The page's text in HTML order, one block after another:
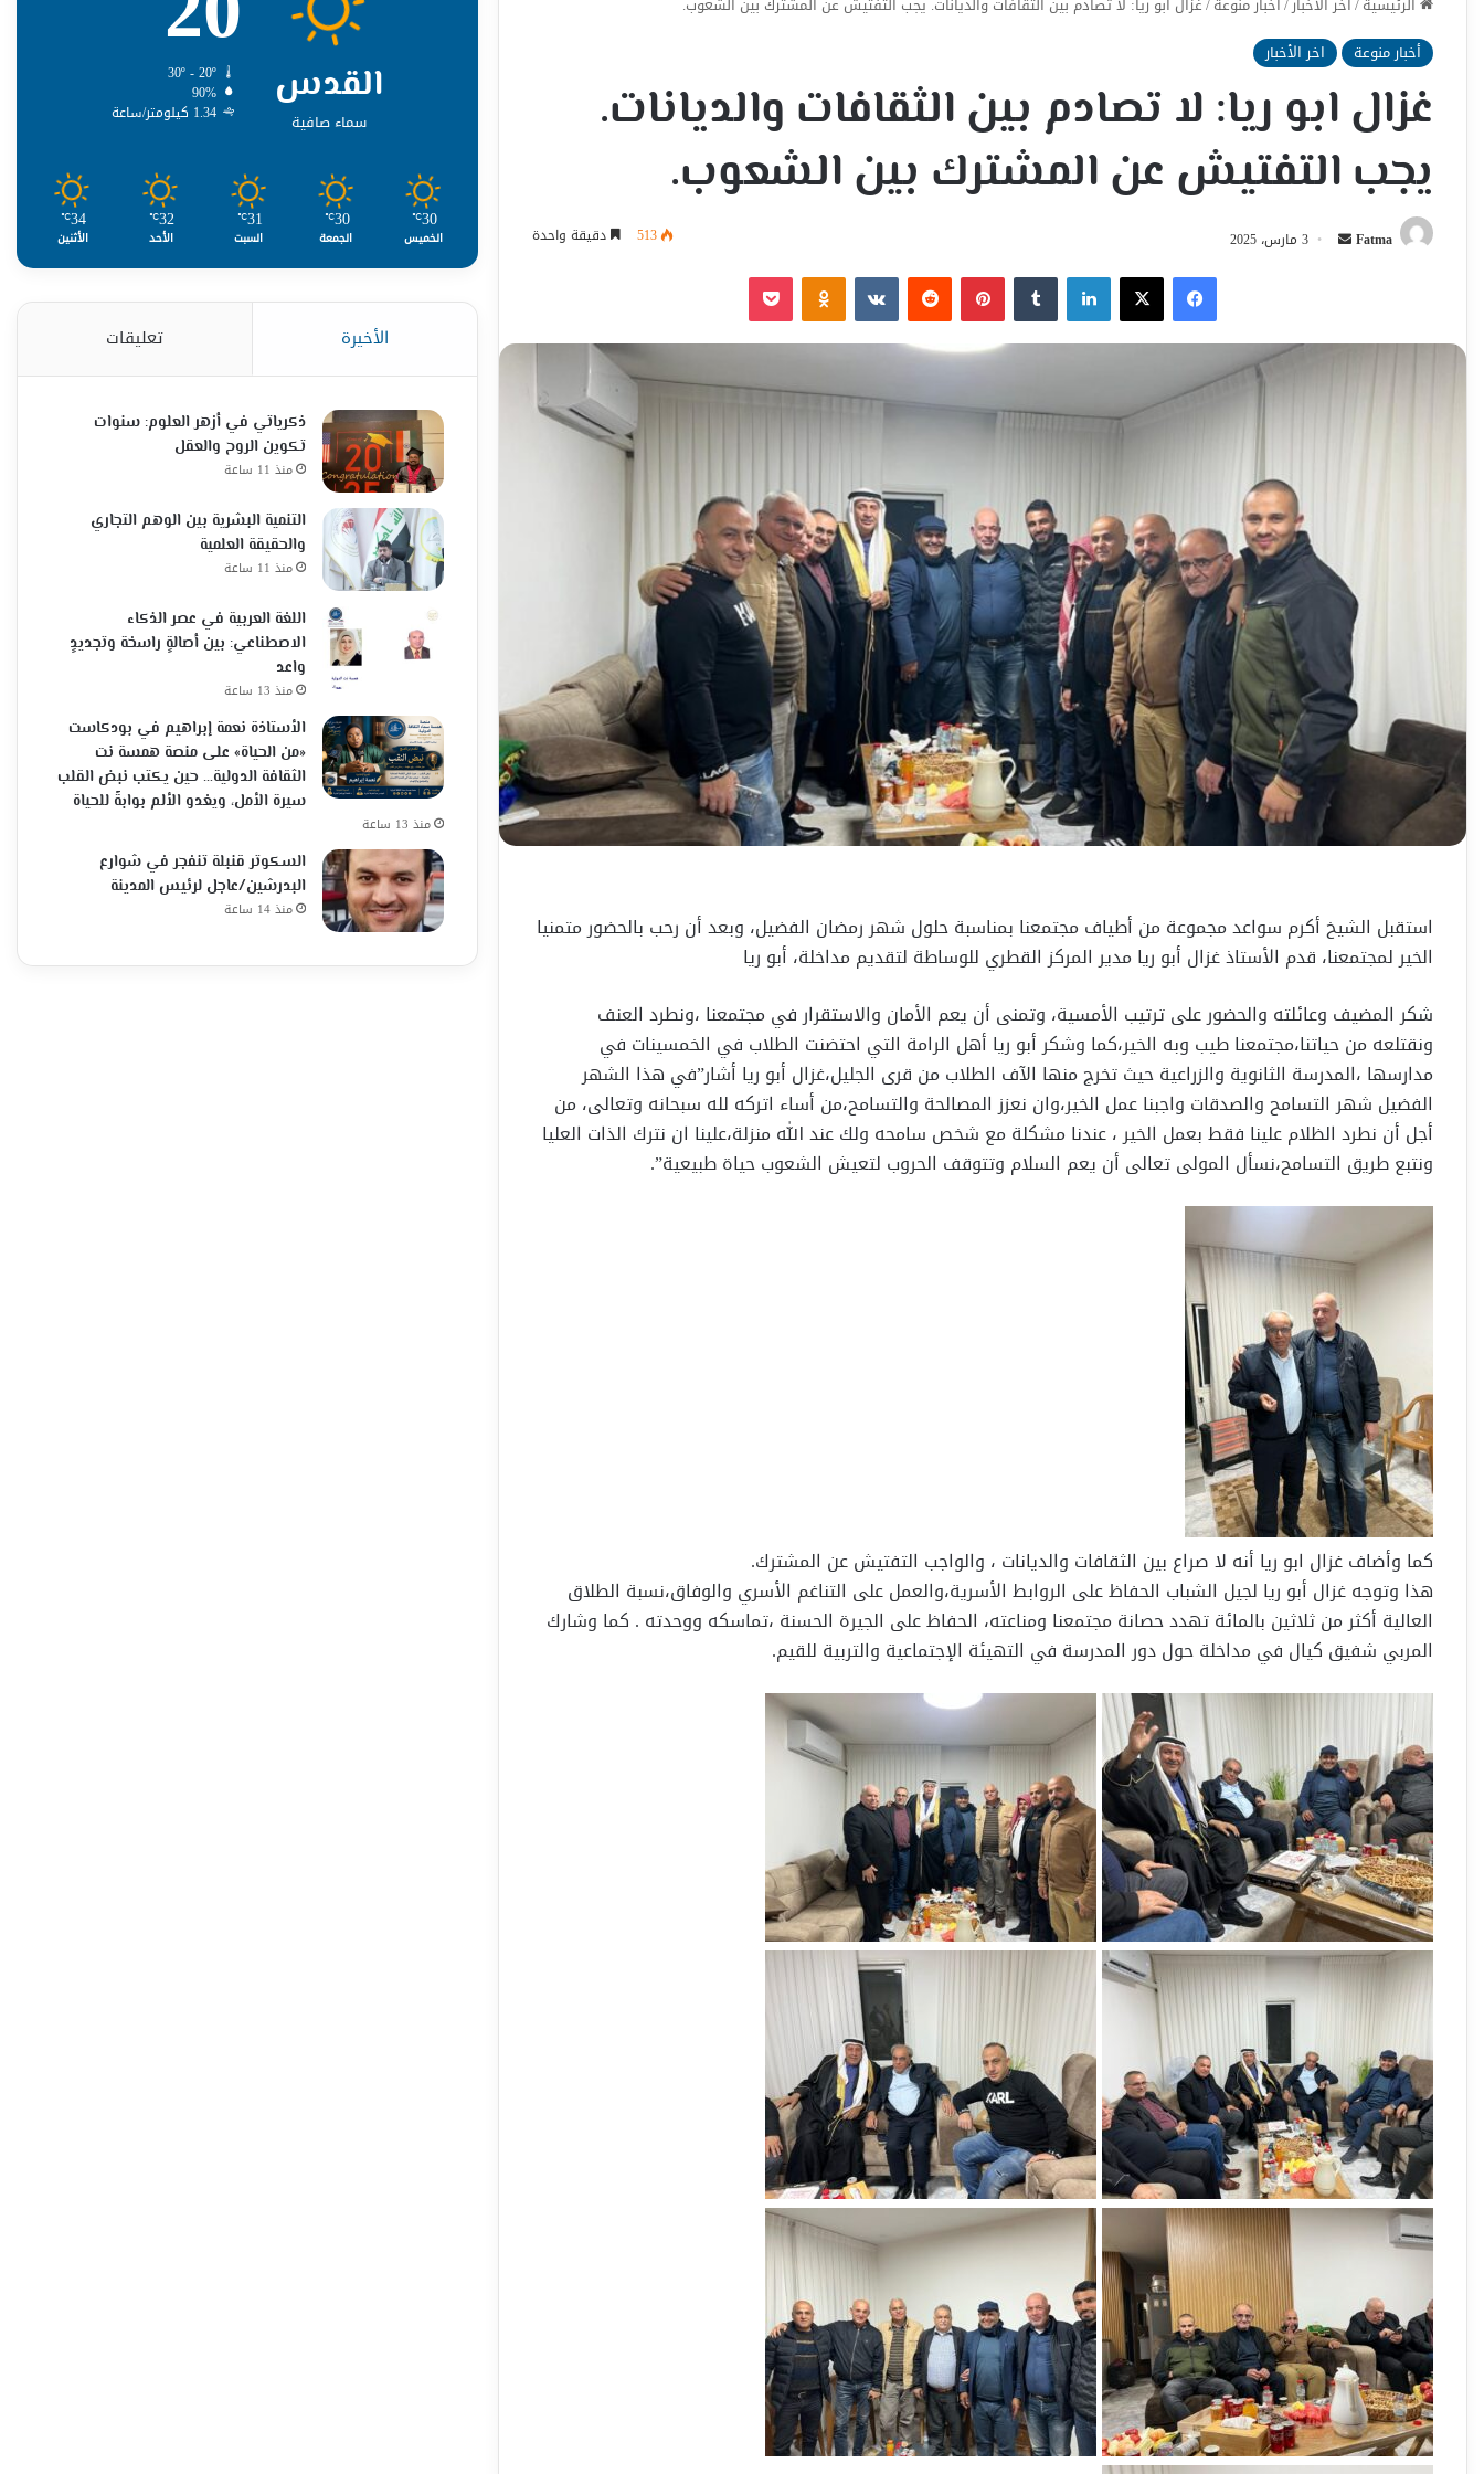
أخبار منوعة
اخر الأخبار
غزال ابو ريا: لا تصادم بين الثقافات والديانات.
يجب التفتيش عن المشترك بين الشعوب.
Fatma
أرسل 3 مارس، 2025 513 دقيقة واحدة
فيسبوك‫X لينكدإن بينتيريست Odnoklassniki
‫Pocket
استقبل الشيخ أكرم سواعد مجموعة من أطياف مجتمعنا بمناسبة حلول شهر رمضان الفضيل، وبعد أن رحب بالحضور متمنيا
الخير لمجتمعنا، قدم الأستاذ غزال أبو ريا مدير المركز القطري للوساطة لتقديم مداخلة، أبو ريا
شكر المضيف وعائلته والحضور على ترتيب الأمسية، وتمنى أن يعم الأمان والاستقرار في مجتمعنا ،ونطرد العنف
ونقتلعه من حياتنا،مجتمعنا طيب وبه الخير،كما وشكر أبو ريا أهل الرامة التي احتضنت الطلاب في الخمسينات في
مدارسها ،المدرسة الثانوية والزراعية حيث تخرج منها الآف الطلاب من قرى الجليل،غزال أبو ريا أشار”في هذا الشهر
الفضيل شهر التسامح والصدقات واجبنا عمل الخير،وان نعزز المصالحة والتسامح،من أساء اتركه لله سبحانه وتعالى، من
أجل أن نطرد الظلام علينا فقط بعمل الخير ، عندنا مشكلة مع شخص سامحه ولك عند الله منزلة،علينا ان نترك الذات العليا
ونتبع طريق التسامح،نسأل المولى تعالى أن يعم السلام وتتوقف الحروب لتعيش الشعوب حياة طبيعية”.
كما وأضاف غزال ابو ريا أنه لا صراع بين الثقافات والديانات ، والواجب التفتيش عن المشترك.
هذا وتوجه غزال أبو ريا لجيل الشباب الحفاظ على الروابط الأسرية،والعمل على التناغم الأسري والوفاق،نسبة الطلاق
العالية أكثر من ثلاثين بالمائة تهدد حصانة مجتمعنا ومناعته، الحفاظ على الجيرة الحسنة ،تماسكه ووحدته . كما وشارك
المربي شفيق كيال في مداخلة حول دور المدرسة في التهيئة الإجتماعية والتربية للقيم.
القدس
سماء صافية
30º - 20º
90%
1.34 كيلومتر/ساعة
30
℃
الخميس
30
℃
الجمعة
31
℃
السبت
32
℃
الأحد
34
℃
الأثنين
الأخيرة تعليقات
ذكرياتي في أزهر العلوم: سنوات
تكوين الروح والعقل
منذ 11 ساعة
التنمية البشرية بين الوهم التجاري
والحقيقة العلمية
منذ 11 ساعة
اللغة العربية في عصر الذكاء
الاصطناعي: بين أصالةٍ راسخة وتجديدٍ
واعد
منذ 13 ساعة
الأستاذة نعمة إبراهيم في بودكاست
«من الحياة» على منصة همسة نت
الثقافة الدولية… حين يكتب نبض القلب
سيرة الأمل، ويغدو الألم بوابةً للحياة
منذ 13 ساعة
السكوتر قنبلة تنفجر في شوارع
البدرشين/عاجل لرئيس المدينة
منذ 14 ساعة